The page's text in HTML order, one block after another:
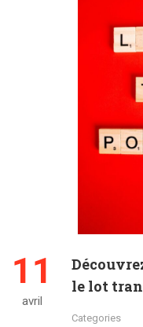
11
avril
le lot
Categories